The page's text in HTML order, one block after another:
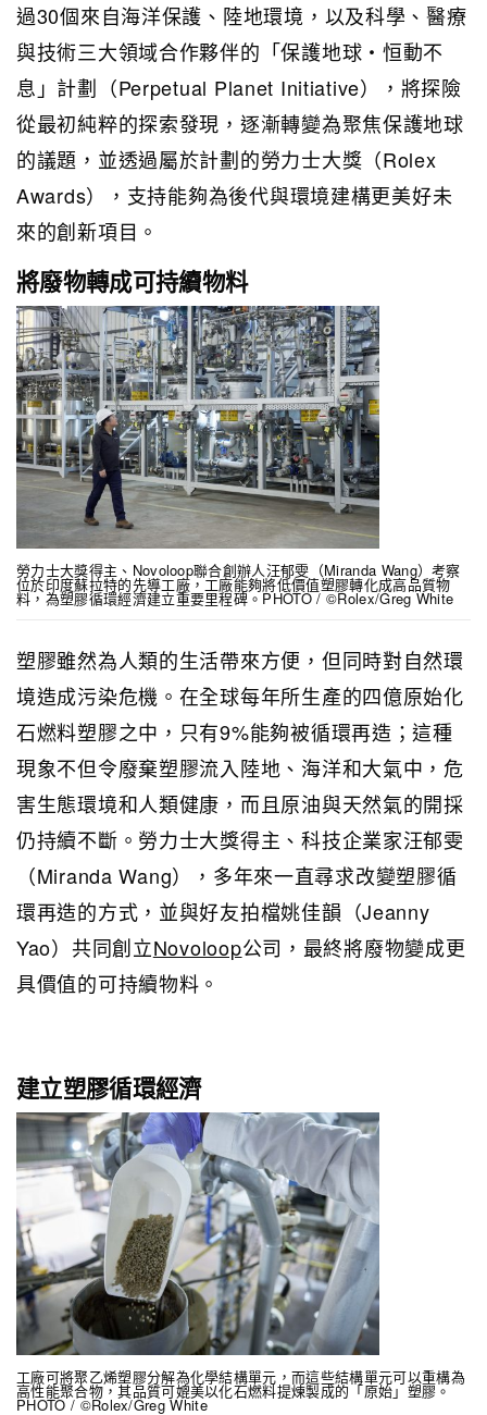
過30個來自海洋保護、陸地環境，以及科學、醫療
與技術三大領域合作夥伴的 「保護地球・恒動不
息」計劃（Perpetual Planet Initiative）
，將探險
從最初純粹的探索發現，逐漸轉變為聚焦保護地球
的議題，並透過屬於計劃的勞力士大獎（Rolex
Awards）
，支持能夠為後代與環境建構更美好未
來的創新項目。
將廢物轉成可持續物料
勞力士大獎得主、Novoloop聯合創辦人汪郁雯（Miranda Wang）考察
位於印度蘇拉特的先導工廠，工廠能夠將低價值塑膠轉化成高品質物
料，為塑膠循環經濟建立重要里程碑。PHOTO / ©Rolex/Greg White
塑膠雖然為人類的生活帶來方便，但同時對自然環
境造成污染危機。在全球每年所生產的四億原始化
石燃料塑膠之中，只有9%能夠被循環再造；這種
現象不但令廢棄塑膠流入陸地、海洋和大氣中，危
害生態環境和人類健康，而且原油與天然氣的開採
仍持續不斷。勞力士大獎得主、科技企業家汪郁雯
（Miranda Wang），多年來一直尋求改變塑膠循
環再造的方式，並與好友拍檔姚佳韻（Jeanny
Yao）共同創立Novoloop公司，最終將廢物變成更
具價值的可持續物料。
建立塑膠循環經濟
工廠可將聚乙烯塑膠分解為化學結構單元，而這些結構單元可以重構為
高性能聚合物，其品質可媲美以化石燃料提煉製成的「原始」塑膠。
PHOTO / ©Rolex/Greg White